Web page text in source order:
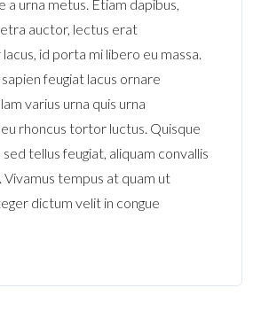
a urna metus. Etiam dapibus,
auctor, lectus erat
id porta mi libero eu massa.
feugiat lacus ornare
varius urna quis urna
rhoncus tortor luctus. Quisque
tellus feugiat, aliquam convallis
Vivamus tempus at quam ut
dictum velit in congue